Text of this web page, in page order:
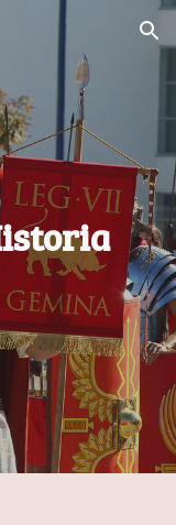
Skip to navigation